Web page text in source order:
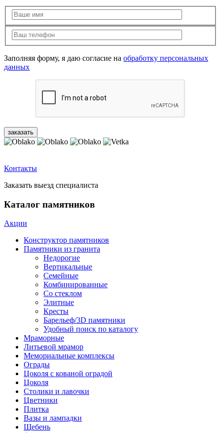
Заполняя форму, я даю согласие на обработку персональных
данных
Контакты
Заказать выезд специалиста
Каталог памятников
Акции
Конструктор памятников
Памятники из гранита
Недорогие
Вертикальные
Семейные
Комбинированные
Со стеклом
Элитные
Кресты
Барельеф/3D памятники
Удобный поиск по каталогу
Мраморные
Литьевой мрамор
Мемориальные комплексы
Ограды
Цоколя с кованой оградой
Цоколя
Столики и лавочки
Цветники
Плитка
Вазы и лампадки
Щебень